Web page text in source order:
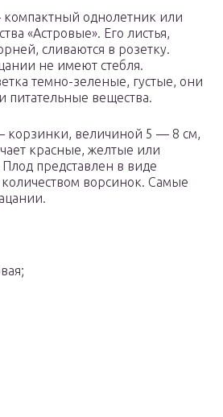
компактный однолетник или
«Астровые». Его листья,
сливаются в розетку.
не имеют стебля.
темно-зеленые, густые, они
питательные вещества.
корзинки, величиной 5 — 8 см,
красные, желтые или
представлен в виде
ворсинок. Самые